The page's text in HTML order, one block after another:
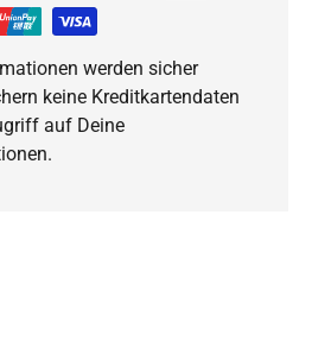
werden sicher
keine Kreditkartendaten
auf Deine